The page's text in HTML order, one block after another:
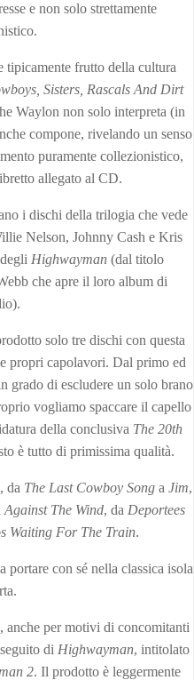
e non solo strettamente
tipicamente frutto della cultura
Sisters, Rascals And Dirt
Waylon non solo interpreta (in
compone, rivelando un senso
puramente collezionistico,
allegato al CD.
i dischi della trilogia che vede
Nelson, Johnny Cash e Kris
Highwayman(dal titolo
che apre il loro album di
solo tre dischi con questa
propri capolavori. Dal primo ed
grado di escludere un solo brano
vogliamo spaccare il capello
della conclusiva The 20th
è tutto di primissima qualità.
da The Last Cowboy Song a Jim,
Against The Wind, da Deportees
Waiting For The Train.
con sé nella classica isola
anche per motivi di concomitanti
di Highwayman, intitolato
2. Il prodotto è leggermente